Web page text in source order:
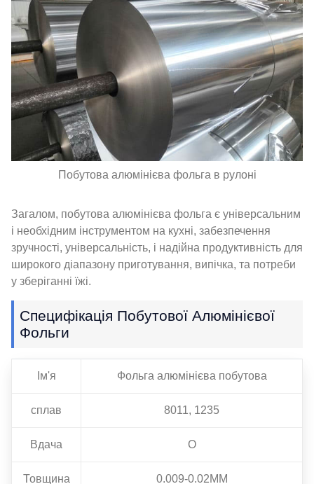
Побутова алюмінієва фольга в рулоні
Загалом, побутова алюмінієва фольга є універсальним
і необхідним інструментом на кухні, забезпечення
зручності, універсальність, і надійна продуктивність для
широкого діапазону приготування, випічка, та потреби
у зберіганні їжі.
Специфікація Побутової Алюмінієвої
Фольги
Ім'я Фольга алюмінієва побутова
сплав 8011, 1235
Вдача О
Товщина 0.009-0.02ММ